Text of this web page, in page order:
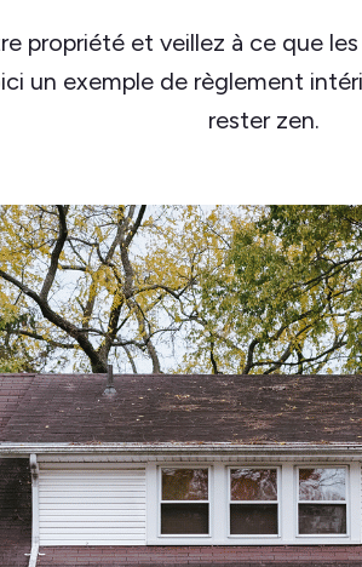
propriété et veillez à ce que
un exemple de règlement
rester zen.